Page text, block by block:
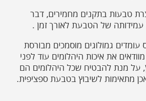
טבעות בתקנים מחמירים, דבר
של הטבעת לאורך זמן .
עומדים גמולוגים מוסמכים מבורסת
את איכות היהלומים עוד לפני
על מנת להבטיח שכל היהלומים הם
מתאימות לשיבוץ בטבעת ספציפית.